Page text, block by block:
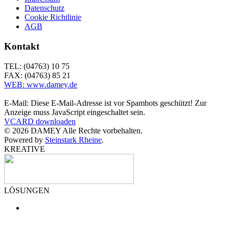
Datenschutz
Cookie Richtlinie
AGB
Kontakt
TEL: (04763) 10 75
FAX: (04763) 85 21
WEB: www.damey.de
E-Mail: Diese E-Mail-Adresse ist vor Spambots geschützt! Zur
Anzeige muss JavaScript eingeschaltet sein.
VCARD downloaden
© 2026 DAMEY Alle Rechte vorbehalten.
Powered by Steinstark Rheine.
KREATIVE
LÖSUNGEN